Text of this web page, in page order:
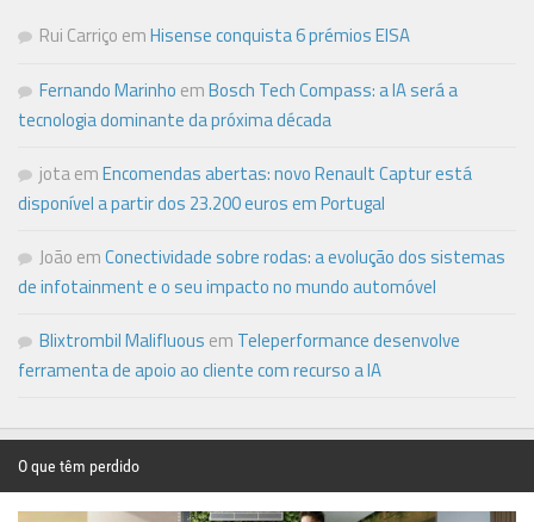
Rui Carriço emHisense conquista 6 prémios EISA
Fernando Marinho emBosch Tech Compass: a IA será a
tecnologia dominante da próxima década
jotaemEncomendas abertas: novo Renault Captur está
disponível a partir dos 23.200 euros em Portugal
João emConectividade sobre rodas: a evolução dos sistemas
de infotainment e o seu impacto no mundo automóvel
Blixtrombil Malifluous em Teleperformance desenvolve
ferramenta de apoio ao cliente com recurso a IA
O que têm perdido